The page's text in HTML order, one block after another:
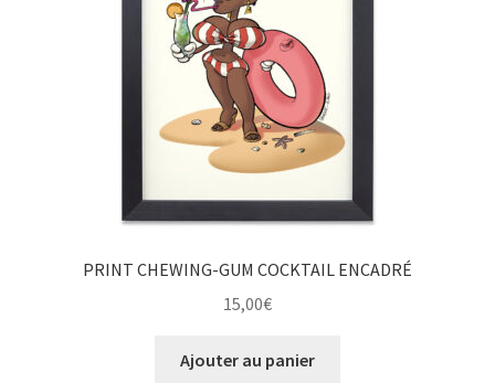
PRINT CHEWING-GUM COCKTAIL ENCADRÉ
15,00€
Ajouter au panier